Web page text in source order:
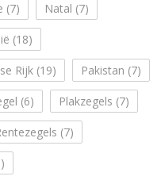
(7) Natal (7)
(18)
Rijk(19) Pakistan (7)
(6) Plakzegels (7)
(7)